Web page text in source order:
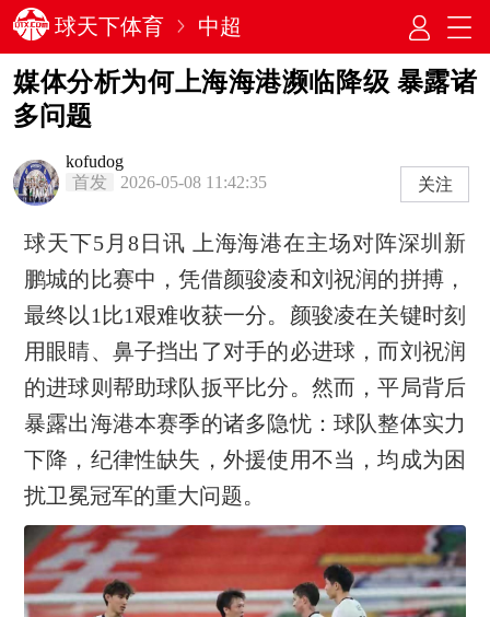
球天下体育 中超
媒体分析为何上海海港濒临降级 暴露诸
多问题
kofudog
首发
2026-05-08 11:42:35 关注
球天下5月8日讯 上海海港在主场对阵深圳新
鹏城的比赛中，凭借颜骏凌和刘祝润的拼搏，
最终以1比1艰难收获一分。颜骏凌在关键时刻
用眼睛、鼻子挡出了对手的必进球，而刘祝润
的进球则帮助球队扳平比分。然而，平局背后
暴露出海港本赛季的诸多隐忧：球队整体实力
下降，纪律性缺失，外援使用不当，均成为困
扰卫冕冠军的重大问题。